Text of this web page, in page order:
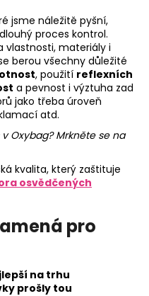
jsme náležitě pyšní,
proces kontrol.
vlastnosti, materiály i
berou všechny důležité
, použití reflexních
a pevnost i výztuha zad
jako třeba úroveň
atd.
Oxybag? Mrkněte se na
kvalita, který zaštituje
osvědčených
pro
na trhu
prošly tou